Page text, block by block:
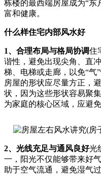
栋楼的最西端房屋成为“东
富和健康。
什么样住宅内部风水好
1、合理布局与格局协调住
谐性，避免出现尖角、直
梯、电梯或走廊，以免“气
房屋的形状应尽量方正，
状，因为这些形状容易聚
为家庭的核心区域，应避
2、光线充足与通风良好光
一，阳光不仅能够带来好
助于空气流通，避免湿气